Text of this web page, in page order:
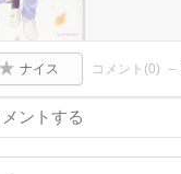
ナイス コメント(0)